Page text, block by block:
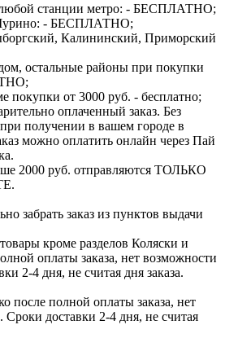
любой станции метро: - БЕСПЛАТНО;
Мурино: - БЕСПЛАТНО;
Калининский, Приморский
остальные районы при покупки
покупки от 3000 руб. - бесплатно;
оплаченный заказ. Без
получении в вашем городе в
можно оплатить онлайн через Пай
2000 руб. отправляются ТОЛЬКО
забрать заказ из пунктов выдачи
кроме разделов Коляски и
оплаты заказа, нет возможности
2-4 дня, не считая дня заказа.
после полной оплаты заказа, нет
доставки 2-4 дня, не считая